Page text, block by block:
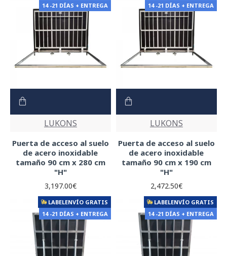
14 -21 DÍAS + ENTREGA
LUKONS
Puerta de acceso al suelo
de acero inoxidable
tamaño 90 cm x 280 cm
"H"
3,197.00€
14 -21 DÍAS + ENTREGA
LUKONS
Puerta de acceso al suelo
de acero inoxidable
tamaño 90 cm x 190 cm
"H"
2,472.50€
LABELENVÍO GRATIS
14 -21 DÍAS + ENTREGA
LABELENVÍO GRATIS
14 -21 DÍAS + ENTREGA